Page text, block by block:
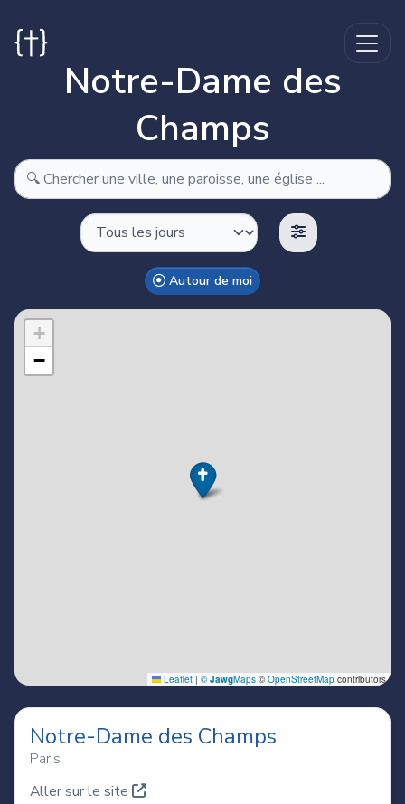
Notre-Dame des
Champs
Autour de moi
Make this Notebook Trusted to load map: File -> Trust
Notre-Dame des Champs
Paris
Aller sur le site